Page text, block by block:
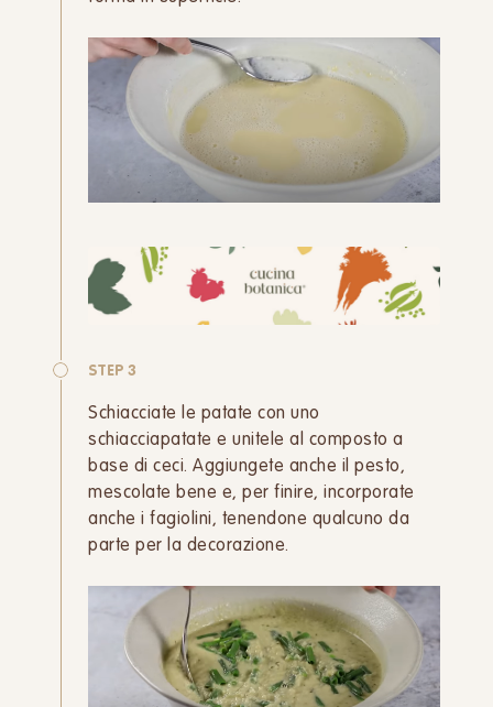
STEP 3
Schiacciate le patate con uno
schiacciapatate e unitele al composto a
base di ceci. Aggiungete anche il pesto,
mescolate bene e, per finire, incorporate
anche i fagiolini, tenendone qualcuno da
parte per la decorazione.